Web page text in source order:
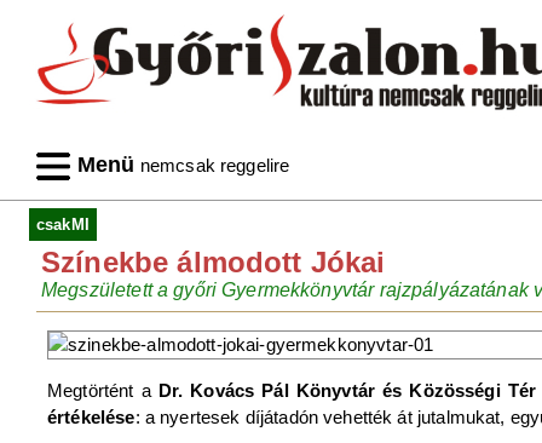
Menü nemcsak reggelire
csakMI
Színekbe álmodott Jókai
Megszületett a győri Gyermekkönyvtár rajzpályázatának
Megtörtént a Dr. Kovács Pál Könyvtár és Közösségi Tér
értékelése: a nyertesek díjátadón vehették át jutalmukat,